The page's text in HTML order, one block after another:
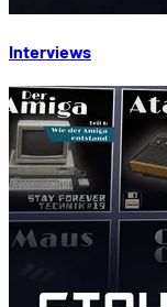
Interviews